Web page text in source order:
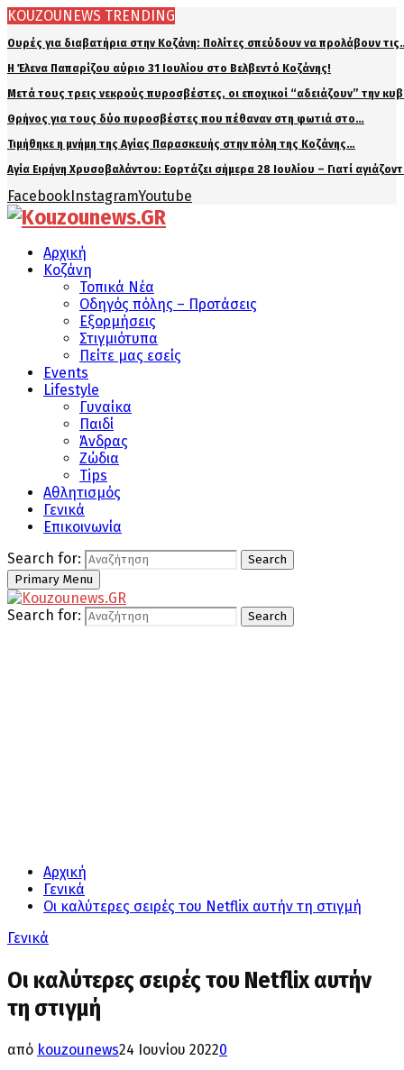
KOUZOUNEWS TRENDING
Ουρές για διαβατήρια στην Κοζάνη: Πολίτες σπεύδουν να προλάβουν
Η Έλενα Παπαρίζου αύριο 31 Ιουλίου στο Βελβεντό Κοζάνης!
Μετά τους τρεις νεκρούς πυροσβέστες, οι εποχικοί “αδειάζουν” την
Θρήνος για τους δύο πυροσβέστες που πέθαναν στη φωτιά στο…
Τιμήθηκε η μνήμη της Αγίας Παρασκευής στην πόλη της Κοζάνης…
Αγία Ειρήνη Χρυσοβαλάντου: Εορτάζει σήμερα 28 Ιουλίου – Γιατί
FacebookInstagramYoutube
Αρχική
Κοζάνη
Τοπικά Νέα
Οδηγός πόλης – Προτάσεις
Εξορμήσεις
Στιγμιότυπα
Πείτε μας εσείς
Events
Lifestyle
Γυναίκα
Παιδί
Άνδρας
Ζώδια
Tips
Αθλητισμός
Γενικά
Επικοινωνία
Search for:
Search
Primary Menu
Search for: Search
Αρχική
Γενικά
Οι καλύτερες σειρές του Netflix αυτήν τη στιγμή
Γενικά
Οι καλύτερες σειρές του Netflix αυτήν
τη στιγμή
από kouzounews24 Ιουνίου 20220